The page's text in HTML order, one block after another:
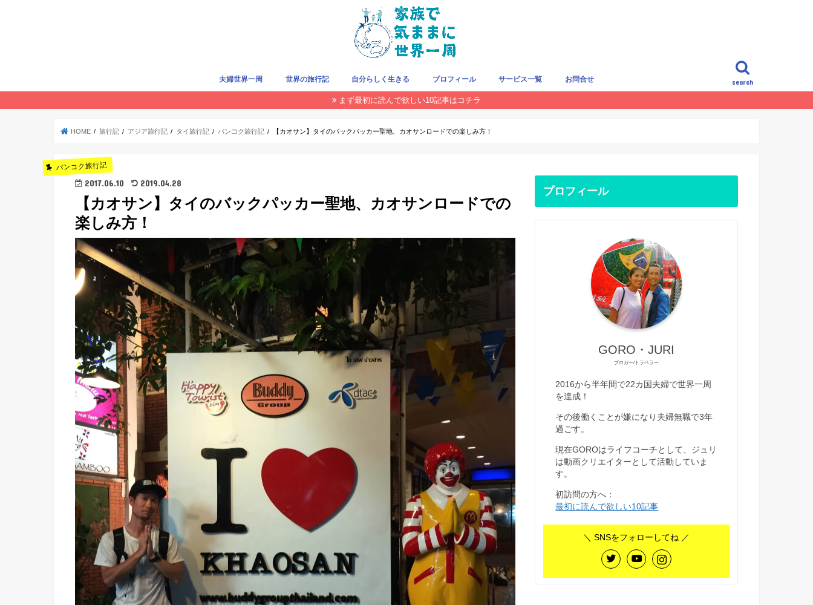
search
夫婦世界一周
旅をお得にする方法
クレジットカード
旅の持ち物
飛行機/LCC
国・地域で探す
世界の旅行記 自分らしく生きる
THIS WEEK
プロフィール サービス一覧 お問合せ
まず最初に読んで欲しい10記事はコチラ
HOME 旅行記 アジア旅行記 タイ旅行記 バンコク旅行記 【カオサン】タイのバックパッカー聖地、カオサンロードでの楽しみ方！
バンコク旅行記
2017.06.10 2019.04.28
【カオサン】タイのバックパッカー聖地、カオサンロードでの
楽しみ方！
プロフィール
GORO・JURI
ブロガー/トラベラー
2016から半年間で22カ国夫婦で世界一周
を達成！
その後働くことが嫌になり夫婦無職で3年
過ごす。
現在GOROはライフコーチとして、ジュリ
は動画クリエイターとして活動していま
す。
初訪問の方へ：
最初に読んで欲しい10記事
＼ SNSをフォローしてね ／